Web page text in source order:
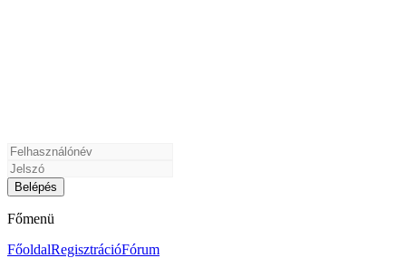
Főmenü
FőoldalRegisztrációFórum